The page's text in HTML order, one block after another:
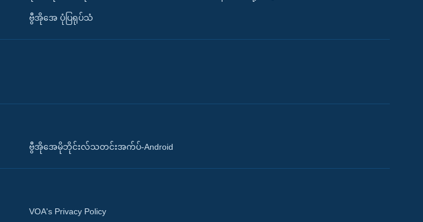
ဗွီအိုအေ ပုံပြရုပ်သံ
ဗွီအိုအေမိုဘိုင်းလ်သတင်းအက်ပ်-Android
VOA's Privacy Policy